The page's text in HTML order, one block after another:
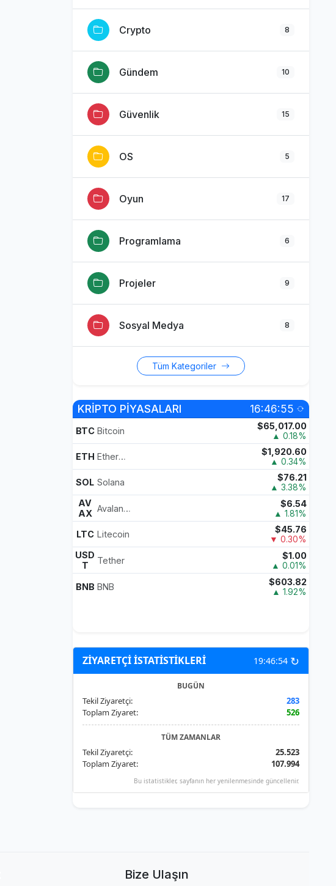
Crypto 8
Gündem 10
Güvenlik 15
OS 5
Oyun 17
Programlama 6
Projeler 9
Sosyal Medya 8
Tüm Kategoriler
KRİPTO PİYASALARI 16:46:55
BTC Bitcoin $65,017.00
▲ 0.18%
ETH Ethereum $1,920.60
▲ 0.34%
SOL Solana $76.21
▲ 3.38%
AV
AX
Avalanche $6.54
▲ 1.81%
LTC Litecoin $45.76
▼ 0.30%
USD
T
Tether $1.00
▲ 0.01%
BNB BNB $603.82
▲ 1.92%
ZİYARETÇİ İSTATİSTİKLERİ 19:46:54 ↻
BUGÜN
Tekil Ziyaretçi:
283
Toplam Ziyaret:
526
TÜM ZAMANLAR
Tekil Ziyaretçi:
25.523
Toplam Ziyaret:
107.994
Bu istatistikler, sayfanın her yenilenmesinde güncellenir.
Bize Ulaşın